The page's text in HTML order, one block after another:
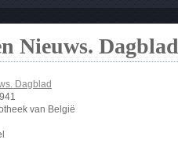
Nieuws. Dagblad
Dagblad
van België